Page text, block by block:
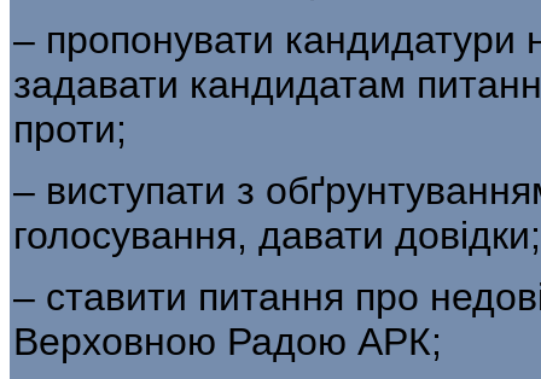
– пропонувати кандидатури
задавати кандидатам
проти;
– виступати з
голосування, давати довідки;
– ставити питання про
Верховною Радою АРК;